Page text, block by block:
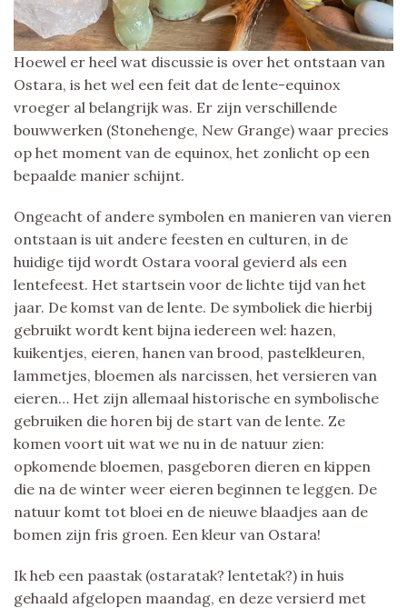
Hoewel er heel wat discussie is over het ontstaan van
Ostara, is het wel een feit dat de lente-equinox
vroeger al belangrijk was. Er zijn verschillende
bouwwerken (Stonehenge, New Grange) waar precies
op het moment van de equinox, het zonlicht op een
bepaalde manier schijnt.
Ongeacht of andere symbolen en manieren van vieren
ontstaan is uit andere feesten en culturen, in de
huidige tijd wordt Ostara vooral gevierd als een
lentefeest. Het startsein voor de lichte tijd van het
jaar. De komst van de lente. De symboliek die hierbij
gebruikt wordt kent bijna iedereen wel: hazen,
kuikentjes, eieren, hanen van brood, pastelkleuren,
lammetjes, bloemen als narcissen, het versieren van
eieren… Het zijn allemaal historische en symbolische
gebruiken die horen bij de start van de lente. Ze
komen voort uit wat we nu in de natuur zien:
opkomende bloemen, pasgeboren dieren en kippen
die na de winter weer eieren beginnen te leggen. De
natuur komt tot bloei en de nieuwe blaadjes aan de
bomen zijn fris groen. Een kleur van Ostara!
Ik heb een paastak (ostaratak? lentetak?) in huis
gehaald afgelopen maandag, en deze versierd met